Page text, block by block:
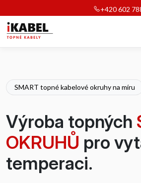
+420 602
SMART topné kabelové okruhy na míru
Výroba topných
OKRUHŮ pro
temperaci.